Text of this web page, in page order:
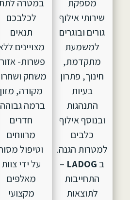
מספקת
שירותי אילוף
גורים ובוגרים
למשמעת
מתקדמת,
חינוך, פתרון
בעיות
התנהגות
ובנוסף אילוף
כלבים
למטרות הגנה.
ב LADOG
–
התחייבות
לתוצאות
במטרה
לכלבכם
תנאים
מצויינים
פשרות-
משחק
מקורה, מזון
ברמה
חדרים
מרווחים
וטיפול
על ידי צוות
מאלפים
מקצועי